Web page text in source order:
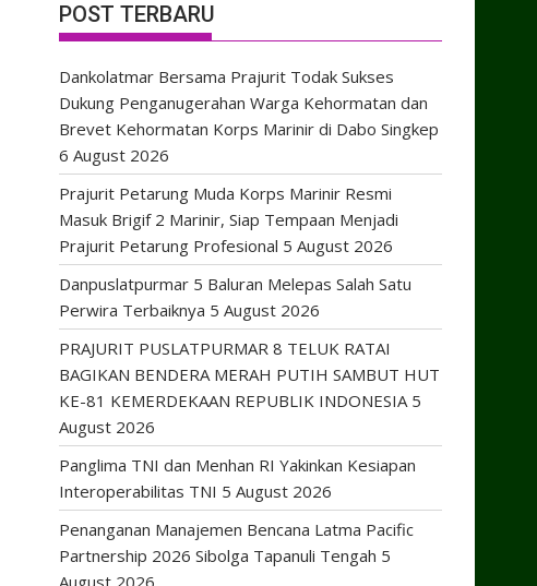
POST TERBARU
Dankolatmar Bersama Prajurit Todak Sukses
Dukung Penganugerahan Warga Kehormatan dan
Brevet Kehormatan Korps Marinir di Dabo Singkep
6 August 2026
Prajurit Petarung Muda Korps Marinir Resmi
Masuk Brigif 2 Marinir, Siap Tempaan Menjadi
Prajurit Petarung Profesional 5 August 2026
Danpuslatpurmar 5 Baluran Melepas Salah Satu
Perwira Terbaiknya 5 August 2026
PRAJURIT PUSLATPURMAR 8 TELUK RATAI
BAGIKAN BENDERA MERAH PUTIH SAMBUT HUT
KE-81 KEMERDEKAAN REPUBLIK INDONESIA 5
August 2026
Panglima TNI dan Menhan RI Yakinkan Kesiapan
Interoperabilitas TNI 5 August 2026
Penanganan Manajemen Bencana Latma Pacific
Partnership 2026 Sibolga Tapanuli Tengah 5
August 2026